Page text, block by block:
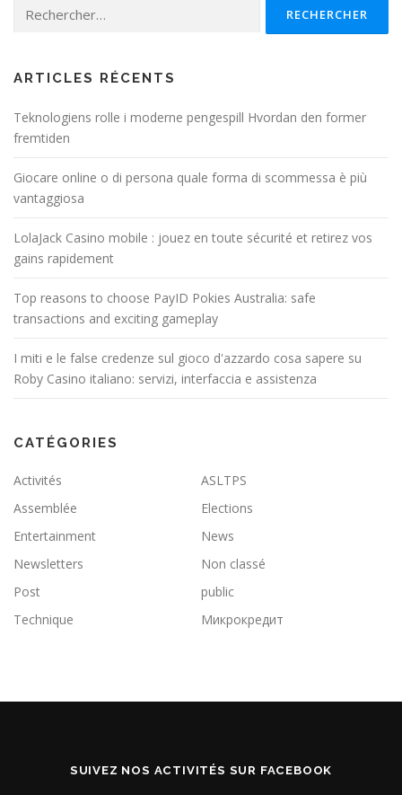
ARTICLES RÉCENTS
Teknologiens rolle i moderne pengespill Hvordan den former
fremtiden
Giocare online o di persona quale forma di scommessa è più
vantaggiosa
LolaJack Casino mobile : jouez en toute sécurité et retirez vos
gains rapidement
Top reasons to choose PayID Pokies Australia: safe
transactions and exciting gameplay
I miti e le false credenze sul gioco d'azzardo cosa sapere su
Roby Casino italiano: servizi, interfaccia e assistenza
CATÉGORIES
Activités
ASLTPS
Assemblée
Elections
Entertainment
News
Newsletters
Non classé
Post
public
Technique
Микрокредит
SUIVEZ NOS ACTIVITÉS SUR FACEBOOK